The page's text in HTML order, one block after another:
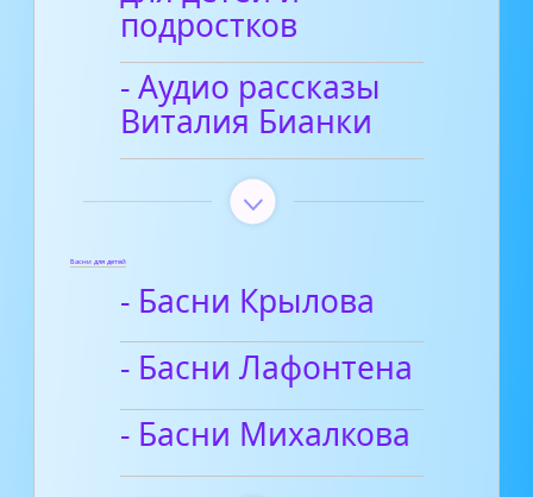
подростков
- Аудио рассказы
Виталия Бианки
Басни для детей
- Басни Крылова
- Басни Лафонтена
- Басни Михалкова